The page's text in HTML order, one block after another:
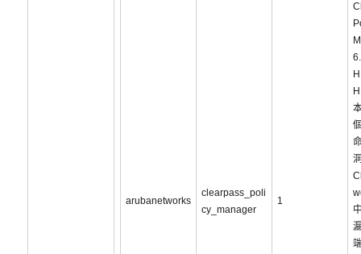
arubanetworks
clearpass_poli
cy_manager
1